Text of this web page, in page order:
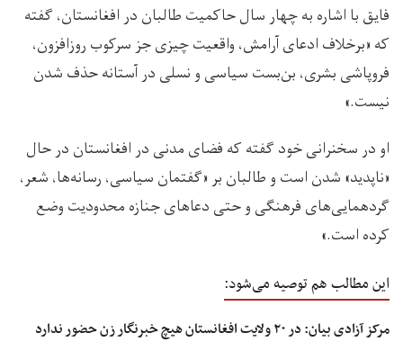
فایق با اشاره به چهار سال حاکمیت طالبان در افغانستان، گفته
که «برخلاف ادعاى آرامش، واقعيت چيزى جز سركوب روزافزون،
فروپاشى بشرى، بن‌بست سياسى و نسلى در آستانه حذف شدن
نيست.»
او در سخنرانی خود گفته که فضاى مدنى در افغانستان در حال
«ناپدید» شدن است و طالبان بر «گفتمان سياسى، رسانه‌ها، شعر،
گردهمایی‌های فرهنگى و حتى دعاهاى جنازه محدودیت وضع
کرده است.»
این مطالب هم توصیه می‌شود:
مرکز آزادی بیان: در ۲۰ ولایت افغانستان هیچ خبرنگار زن حضور ندارد